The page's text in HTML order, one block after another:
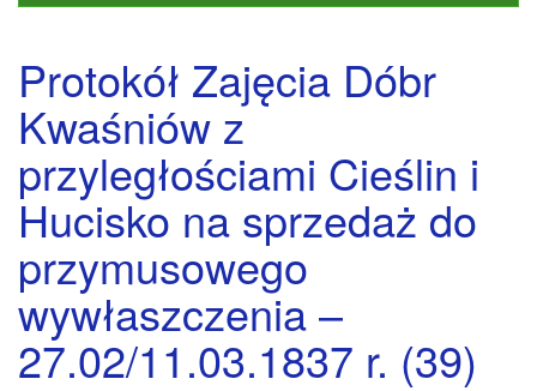
Protokół Zajęcia Dóbr
Kwaśniów z
przyległościami Cieślin i
Hucisko na sprzedaż do
przymusowego
wywłaszczenia –
27.02/11.03.1837 r. (39)